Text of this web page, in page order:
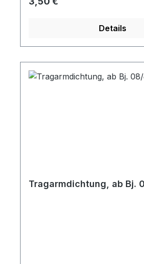
und so eine originale Achse
Details
Tragarmdichtung, ab Bj.